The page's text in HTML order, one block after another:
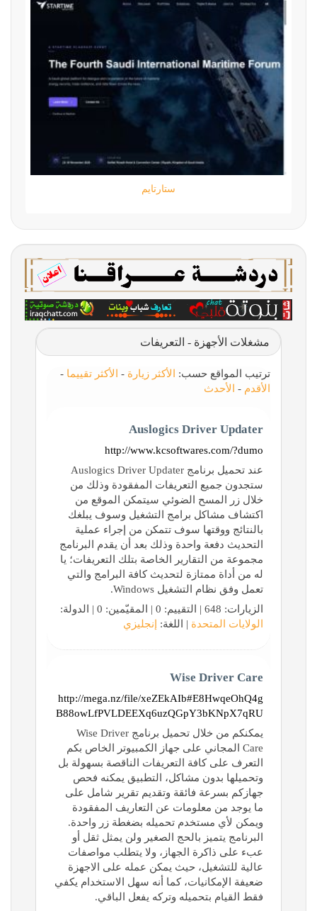
ستارتايم
مشغلات الأجهزة - التعريفات
ترتيب المواقع حسب: الأكثر زيارة - الأكثر تقييما -
الأقدم - الأحدث
Auslogics Driver Updater
http://www.kcsoftwares.com/?dumo
عند تحميل برنامج Auslogics Driver Updater
ستجدون جميع التعريفات المفقودة وذلك من
خلال زر المسح الضوئي سيتمكن الموقع من
اكتشاف مشاكل برامج التشغيل وسوف يبلغك
بالنتائج ووقتها سوف تتمكن من إجراء عملية
التحديث دفعة واحدة وذلك بعد أن يقدم البرنامج
مجموعة من التقارير الخاصة بتلك التعريفات؛ يا
له من أداة ممتازة لتحديث كافة البرامج والتي
تعمل وفق نظام التشغيل Windows.
الزيارات: 648 | التقييم: 0 | المقيّمين: 0 | الدولة:
الولايات المتحدة | اللغة: إنجليزي
Wise Driver Care
http://mega.nz/file/xeZEkAIb#E8HwqeOhQ4g
B88owLfPVLDEEXq6uzQGpY3bKNpX7qRU
يمكنكم من خلال تحميل برنامج Wise Driver
Care المجاني على جهاز الكمبيوتر الخاص بكم
التعرف على كافة التعريفات الناقصة بسهولة بل
وتحميلها بدون مشاكل، التطبيق يمكنه فحص
جهازكم بسرعة فائقة وتقديم تقرير شامل على
ما يوجد من معلومات عن التعاريف المفقودة
ويمكن لأي مستخدم تحميله بضغطة زر واحدة.
البرنامج يتميز بالحج الصغير ولن يمثل ثقل أو
عبء على ذاكرة الجهاز، ولا يتطلب مواصفات
عالية للتشغيل، حيث يمكن عمله على الاجهزة
ضعيفة الإمكانيات، كما أنه سهل الاستخدام يكفي
فقط القيام بتحميله وتركه يفعل الباقي.